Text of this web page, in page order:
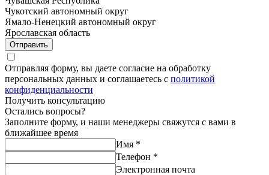
Чукотский автономный округ
Ямало-Ненецкий автономный округ
Ярославская область
Отправить
Отправляя форму, вы даете согласие на обработку
персональных данных и соглашаетесь с политикой
конфиденциальности
Получить консультацию
Остались вопросы?
Заполните форму, и наши менеджеры свяжутся с вами в
ближайшее время
Имя *
Телефон *
Электронная почта